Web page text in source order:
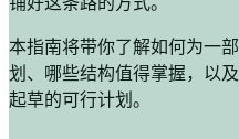
本指南将带你了解如何为一
划、哪些结构值得掌握，以
起草的可行计划。